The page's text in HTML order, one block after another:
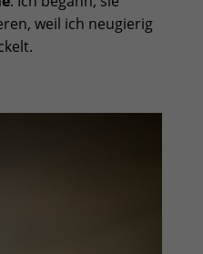
weil ich neugierig